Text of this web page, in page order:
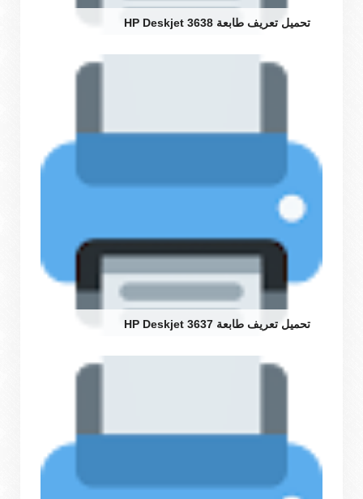
تحميل تعريف طابعة HP Deskjet 3638
تحميل تعريف طابعة HP Deskjet 3637